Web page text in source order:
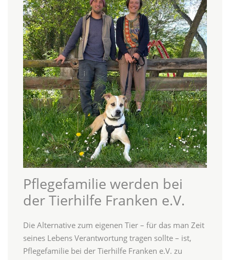
Pflegefamilie werden bei
der Tierhilfe Franken e.V.
Die Alternative zum eigenen Tier – für das man Zeit
seines Lebens Verantwortung tragen sollte – ist,
Pflegefamilie bei der Tierhilfe Franken e.V. zu